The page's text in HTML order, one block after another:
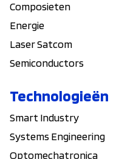
Composieten
Energie
Laser Satcom
Semiconductors
Technologieën
Smart Industry
Systems Engineering
Optomechatronica